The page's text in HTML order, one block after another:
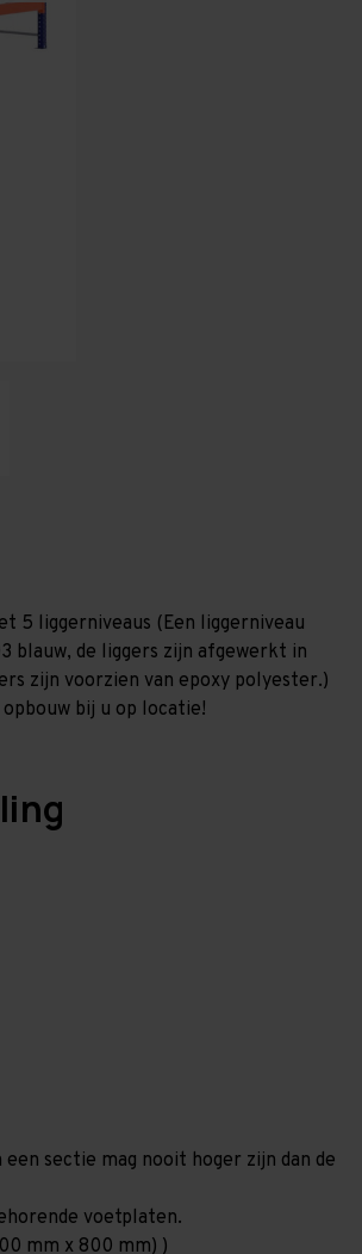
5 liggerniveaus (Een liggerniveau
blauw, de liggers zijn afgewerkt in
zijn voorzien van epoxy polyester.)
bij u op locatie!
sectie mag nooit hoger zijn dan de
voetplaten.
mm x 800 mm) )